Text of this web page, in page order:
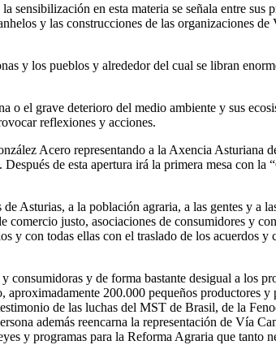
en esta materia se señala entre sus
y las construcciones de las organizaciones
y los pueblos y alrededor del cual se libran
o el grave deterioro del medio ambiente y sus
reflexiones y acciones.
Acero representando a la Axencia Asturiana
de esta apertura irá la primera mesa con la
Asturias, a la población agraria, a las gentes y a
justo, asociaciones de consumidores y
y con todas ellas con el traslado de los acuerdos y
y de forma bastante desigual a los
200.000 pequeños productores y
de las luchas del MST de Brasil, de la
además reencarna la representación de Vía
y programas para la Reforma Agraria que tanto